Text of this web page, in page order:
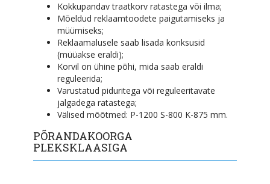
Kokkupandav traatkorv ratastega või ilma;
Mõeldud reklaamtoodete paigutamiseks ja
müümiseks;
Reklaamalusele saab lisada konksusid
(müüakse eraldi);
Korvil on ühine põhi, mida saab eraldi
reguleerida;
Varustatud piduritega või reguleeritavate
jalgadega ratastega;
Välised mõõtmed: P-1200 S-800 K-875 mm.
PÕRANDAKOORGA
PLEKSKLAASIGA